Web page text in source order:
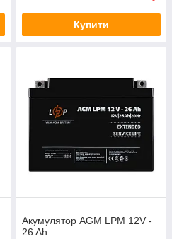
Купити
Акумулятор AGM LPM 12V -
26 Ah